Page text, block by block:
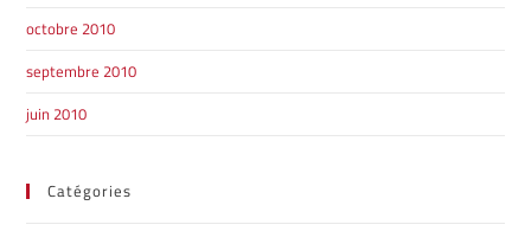
octobre 2010
septembre 2010
juin 2010
Catégories